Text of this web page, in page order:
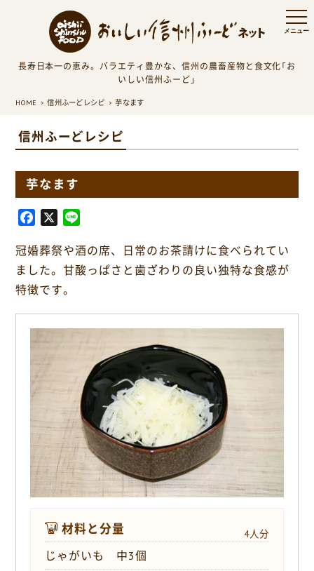
長寿日本一の恵み。バラエティ豊かな、信州の農畜産物と食文化「お
いしい信州ふーど」
HOME 信州ふーどレシピ 芋なます
信州ふーどレシピ
芋なます
c
e
b
o
X
n
e
冠婚葬祭や酒の席、日常のお茶請けに食べられてい
ました。甘酸っぱさと歯ざわりの良い独特な食感が
特徴です。
材料と分量 4人分
じゃがいも 中3個